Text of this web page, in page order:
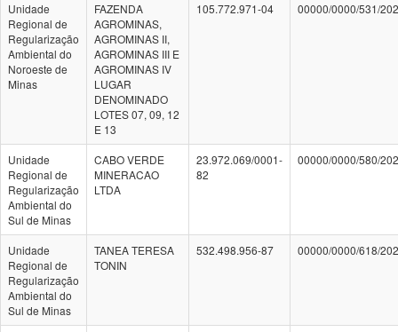
Unidade
Regional de
Regularização
Ambiental do
Noroeste de
Minas
FAZENDA
AGROMINAS,
AGROMINAS II,
AGROMINAS III E
AGROMINAS IV
LUGAR
DENOMINADO
LOTES 07, 09, 12
E 13
105.772.971-04 00000/0000/531/
Unidade
Regional de
Regularização
Ambiental do
Sul de Minas
CABO VERDE
MINERACAO
LTDA
23.972.069/0001-
82
00000/0000/580/
Unidade
Regional de
Regularização
Ambiental do
Sul de Minas
TANEA TERESA
TONIN
532.498.956-87 00000/0000/618/